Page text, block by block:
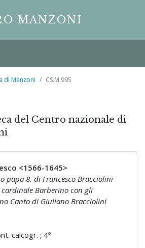
MANZONI
di Manzoni CS.M 995
del Centro nazionale di
<1566-1645>
papa 8. di Francesco Bracciolini
Barberino con gli
Canto di Giuliano Bracciolini
calcogr. ; 4º